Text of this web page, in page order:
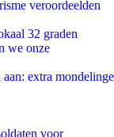
veroordeelden
32 graden
we onze
extra mondelinge
voor